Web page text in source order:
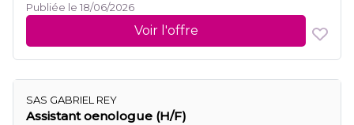
Publiée le 18/06/2026
Voir l'offre
SAS GABRIEL REY
Assistant oenologue (H/F)